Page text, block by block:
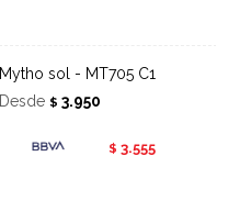
Mytho sol - MT705 C1
Desde $ 3.950
$ 3.555